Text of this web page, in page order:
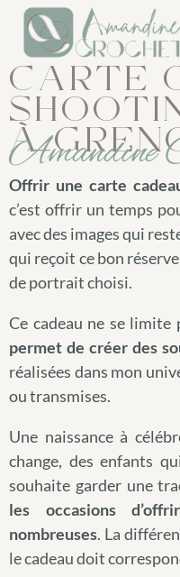
CARTE
À
Amandine
Offrir une carte
c’est offrir un temps
avec des images qui
qui reçoit ce bon
de portrait choisi.
Ce cadeau ne se limite
permet de créer des
réalisées dans mon
ou transmises.
Une naissance à
change, des enfants
souhaite garder une
les occasions
nombreuses. La
le cadeau doit